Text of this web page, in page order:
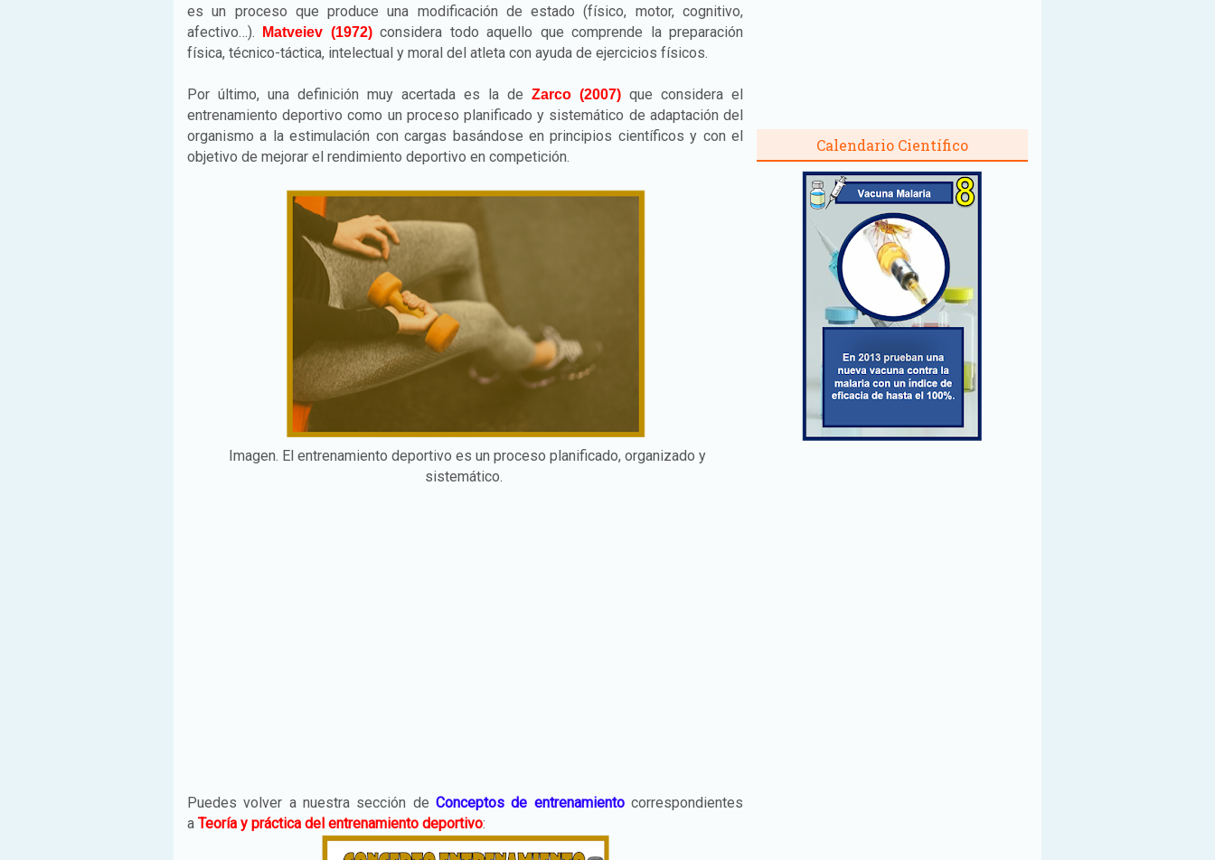
es un proceso que produce una modificación de estado (físico, motor, cognitivo,
afectivo…).
Matveiev (1972)considera todo aquello que comprende la preparación
física, técnico-táctica, intelectual y moral del atleta con ayuda de ejercicios físicos.
Por último, una definición muy acertada es la de Zarco (2007) que considera el
entrenamiento deportivo como un proceso planificado y sistemático de adaptación del
organismo a la estimulación con cargas basándose en principios científicos y con el
objetivo de mejorar el rendimiento deportivo en competición.
Imagen. El entrenamiento deportivo es un proceso planificado, organizado y
sistemático.
Puedes volver a nuestra sección de Conceptos de entrenamientocorrespondientes
a Teoría y práctica del entrenamiento deportivo:
Calendario Científico